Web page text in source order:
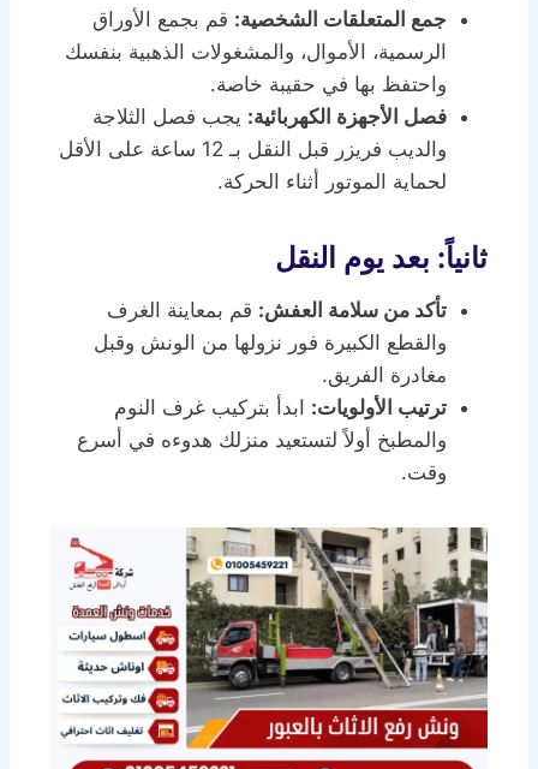
جمع المتعلقات الشخصية: قم بجمع الأوراق
الرسمية، الأموال، والمشغولات الذهبية بنفسك
واحتفظ بها في حقيبة خاصة.
فصل الأجهزة الكهربائية: يجب فصل الثلاجة
والديب فريزر قبل النقل بـ 12 ساعة على الأقل
لحماية الموتور أثناء الحركة.
ثانياً: بعد يوم النقل
تأكد من سلامة العفش: قم بمعاينة الغرف
والقطع الكبيرة فور نزولها من الونش وقبل
مغادرة الفريق.
ترتيب الأولويات: ابدأ بتركيب غرف النوم
والمطبخ أولاً لتستعيد منزلك هدوءه في أسرع
وقت.